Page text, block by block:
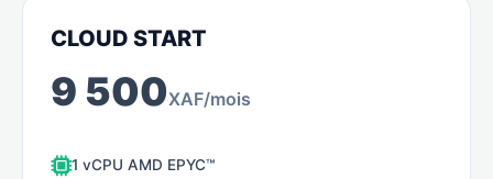
CLOUD START
9 500XAF/mois
1 vCPU AMD EPYC™